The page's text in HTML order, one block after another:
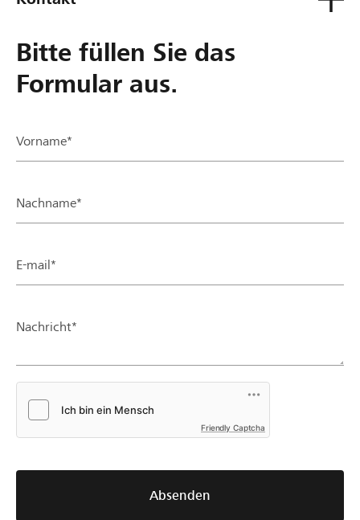
Bitte füllen Sie das
Formular aus.
Vorname*
Nachname*
E-mail*
Nachricht*
Friendly Captcha
Absenden